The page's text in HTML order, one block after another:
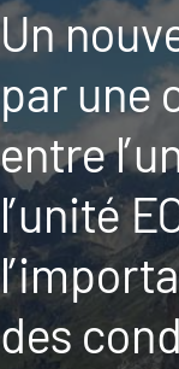
Un
par une
entre
l’unité
des